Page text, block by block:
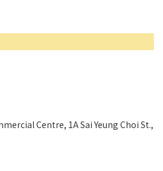
Centre, 1A Sai Yeung Choi St.,